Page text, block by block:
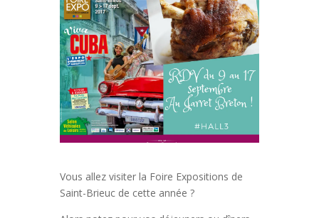
Vous allez visiter la Foire Expositions de
Saint-Brieuc de cette année ?